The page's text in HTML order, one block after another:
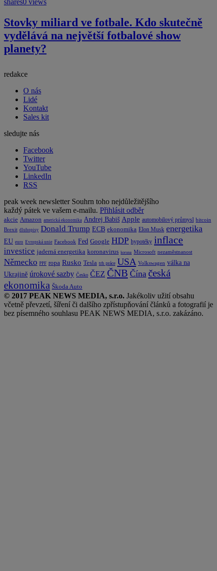
Stovky miliard ve fotbale. Kdo skutečně
vydělává na největší fotbalové show
planety?
redakce
O nás
Lidé
Kontakt
Sales kit
sledujte nás
Facebook
Twitter
YouTube
LinkedIn
RSS
peak week newsletter Souhrn toho nejdůležitějšího
každý pátek ve vašem e-mailu. Přihlásit odběr
akcie Amazon americká ekonomika Andrej Babiš Apple automobilový průmysl bitcoin
Brexit dluhopisy Donald Trump ECB ekonomika Elon Musk energetika
EU euro Evropská unie Facebook Fed Google HDP hypotéky inflace
investice jaderná energetika koronavirus koruna Microsoft nezaměstnanost
Německo PPF ropa Rusko Tesla trh práce USA Volkswagen válka na
Ukrajině úrokové sazby Česko ČEZ ČNB Čína česká
ekonomika Škoda Auto
© 2017 PEAK NEWS MEDIA, s.r.o. Jakékoliv užití obsahu
včetně převzetí, šíření či dalšího zpřístupňování článků a fotografií je
bez písemného souhlasu PEAK NEWS MEDIA, s.r.o. zakázáno.